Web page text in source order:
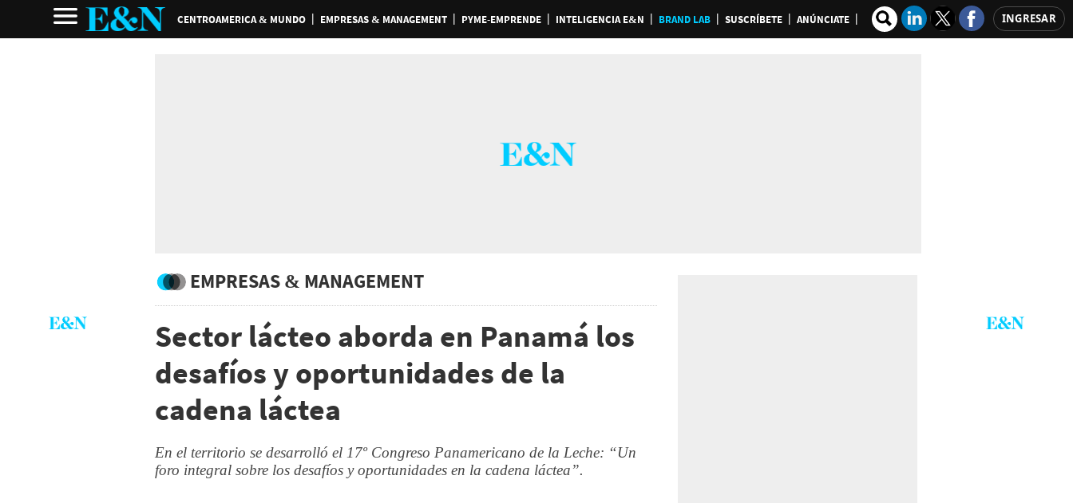
CENTROAMERICA & MUNDO EMPRESAS & MANAGEMENT PYME-EMPRENDE INTELIGENCIA E&N BRAND LAB SUSCRÍBETE ANÚNCIATE INGRESAR
EMPRESAS & MANAGEMENT
Sector lácteo aborda en Panamá los
desafíos y oportunidades de la
cadena láctea
En el territorio se desarrolló el 17º Congreso Panamericano de la Leche: “Un
foro integral sobre los desafíos y oportunidades en la cadena láctea”.